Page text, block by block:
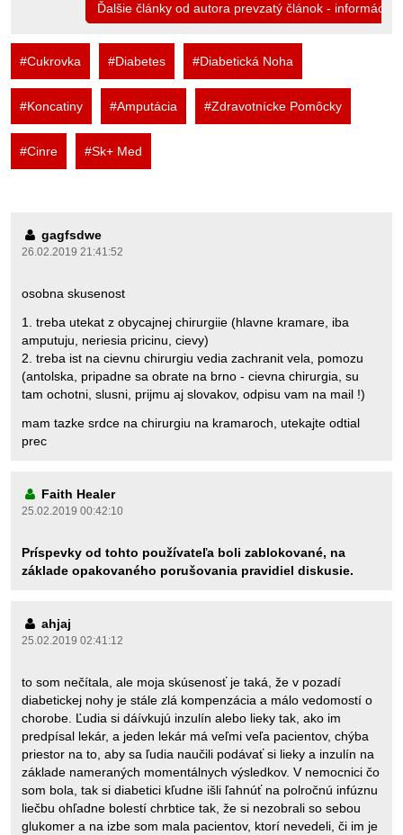
Ďalšie články od autora prevzatý článok - informácia
#Cukrovka #Diabetes #Diabetická Noha
#Koncatiny #Amputácia #Zdravotnícke Pomôcky
#Cinre #Sk+ Med
gagfsdwe
26.02.2019 21:41:52
osobna skusenost
1. treba utekat z obycajnej chirurgiie (hlavne kramare, iba
amputuju, neriesia pricinu, cievy)
2. treba ist na cievnu chirurgiu vedia zachranit vela, pomozu
(antolska, pripadne sa obrate na brno - cievna chirurgia, su
tam ochotni, slusni, prijmu aj slovakov, odpisu vam na mail !)
mam tazke srdce na chirurgiu na kramaroch, utekajte odtial
prec
Faith Healer
25.02.2019 00:42:10
Príspevky od tohto používateľa boli zablokované, na
základe opakovaného porušovania pravidiel diskusie.
ahjaj
25.02.2019 02:41:12
to som nečítala, ale moja skúsenosť je taká, že v pozadí
diabetickej nohy je stále zlá kompenzácia a málo vedomostí o
chorobe. Ľudia si dáívkujú inzulín alebo lieky tak, ako im
predpísal lekár, a jeden lekár má veľmi veľa pacientov, chýba
priestor na to, aby sa ľudia naučili podávať si lieky a inzulín na
základe nameraných momentálnych výsledkov. V nemocnici čo
som bola, tak si diabetici kľudne išli ľahnúť na polročnú infúznu
liečbu ohľadne bolestí chrbtice tak, že si nezobrali so sebou
glukomer a na izbe som mala pacientov, ktorí nevedeli, či im je